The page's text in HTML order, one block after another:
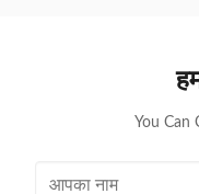
You Can